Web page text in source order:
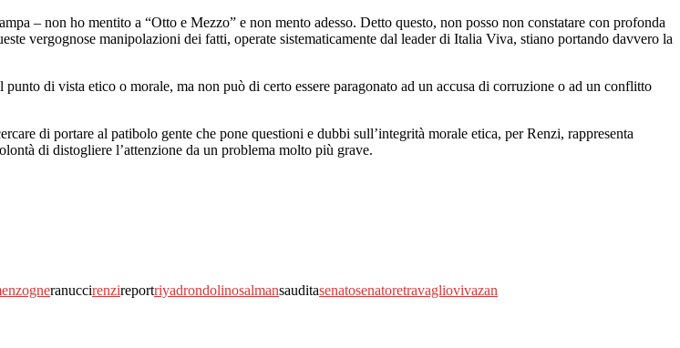
– non ho mentito a “Otto e Mezzo” e non mento adesso. Detto questo, non posso non constatare con profonda
vergognose manipolazioni dei fatti, operate sistematicamente dal leader di Italia Viva, stiano portando davvero la
di vista etico o morale, ma non può di certo essere paragonato ad un accusa di corruzione o ad un conflitto
di portare al patibolo gente che pone questioni e dubbi sull’integrità morale etica, per Renzi, rappresenta
di distogliere l’attenzione da un problema molto più grave.
ranuccirenzireportriyadrondolinosalmansauditasenatosenatoretravagliovivazan